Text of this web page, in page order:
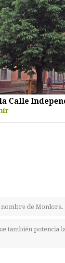
Calle
nombre de Monlora.
también potencia